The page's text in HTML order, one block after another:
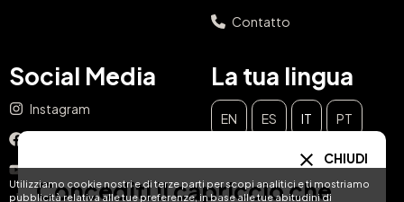
Utilizziamo cookie nostri e di terze parti per scopi analitici e ti mostriamo
pubblicità relativa alle tue preferenze, in base alle tue abitudini di
Contatto
Social Media
Instagram
YouTube
La tua lingua
EN ES IT PT
NL CHIUDI
Concediti il capriccio che